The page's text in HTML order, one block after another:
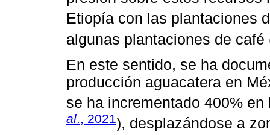
Etiopía con las plantaciones
algunas plantaciones de café
En este sentido, se ha
producción aguacatera en
se ha incrementado 400%
al., 2021), desplazándose a